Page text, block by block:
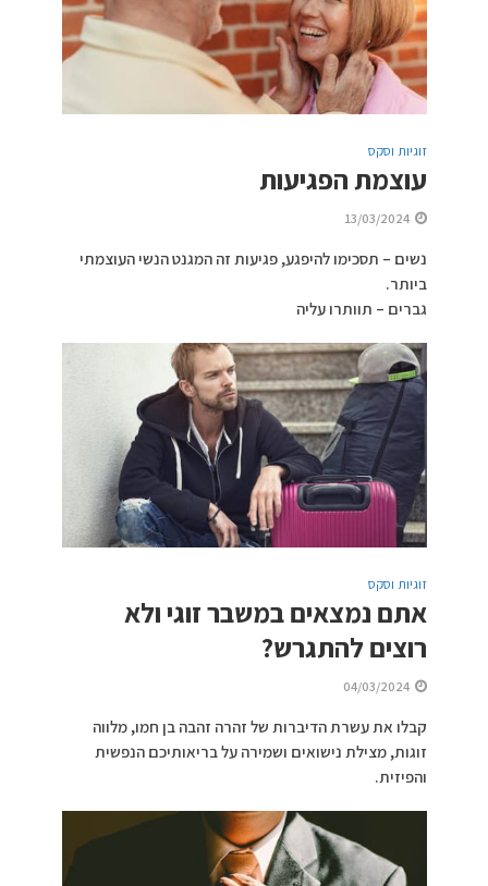
זוגיות וסקס
עוצמת הפגיעות
13/03/2024
נשים – תסכימו להיפגע, פגיעות זה המגנט הנשי העוצמתי
ביותר.
גברים – תוותרו עליה
זוגיות וסקס
אתם נמצאים במשבר זוגי ולא
רוצים להתגרש?
04/03/2024
קבלו את עשרת הדיברות של זהרה זהבה בן חמו, מלווה
זוגות, מצילת נישואים ושמירה על בריאותיכם הנפשית
והפיזית.